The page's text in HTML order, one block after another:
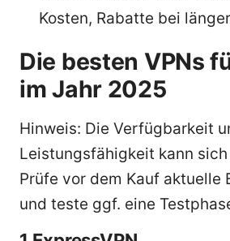
Kosten, Rabatte bei
Die besten VPNs
im Jahr 2025
Hinweis: Die Verfügbarkeit
Leistungsfähigkeit kann
Prüfe vor dem Kauf aktuelle
und teste ggf. eine